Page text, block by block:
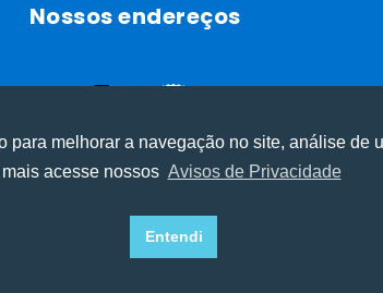
melhorar o desempenho, analisar como você
Recusar Cookies Aceitar Cookies
melhorar o desempenho, analisar como você
Recusar Cookies Aceitar Cookies
Nossos endereços
melhorar a navegação no site, análise de
mais acesse nossos Avisos de Privacidade
Entendi